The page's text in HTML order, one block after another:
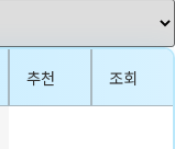
추천 조회